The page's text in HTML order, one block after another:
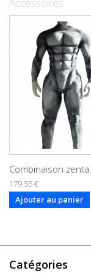
Combinaison zenta...
179.55 €
Ajouter au panier
Catégories